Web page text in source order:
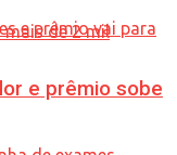
e prêmio sobe